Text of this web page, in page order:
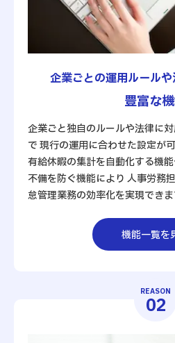
企業ごとの運用ルール
豊富な
企業ごと独自のルールや法律に
で 現行の運用に合わせた設定が
有給休暇の集計を自動化する機
不備を防ぐ機能により 人事労務
怠管理業務の効率化を実現できま
機能一覧を
REASON
02